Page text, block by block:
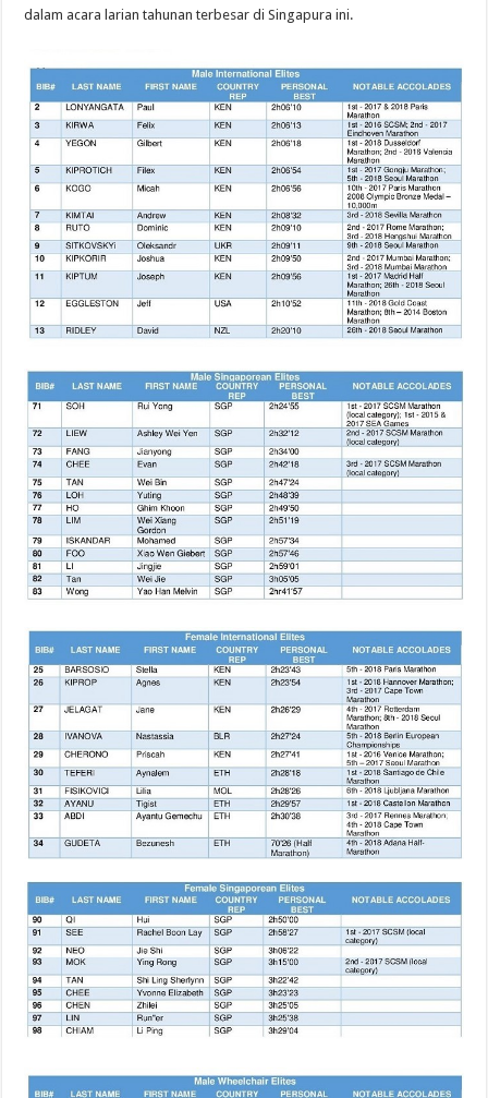
dalam acara larian tahunan terbesar di Singapura ini.